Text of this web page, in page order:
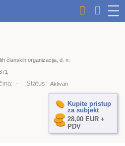
članskih organizacija, d. n.
- Status: Aktivan
Kupite pristup
za subjekt
28,00 EUR +
PDV